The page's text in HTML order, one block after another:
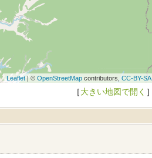
Leaflet| © OpenStreetMapcontributors, CC-BY-SA
［大きい地図で開く ］